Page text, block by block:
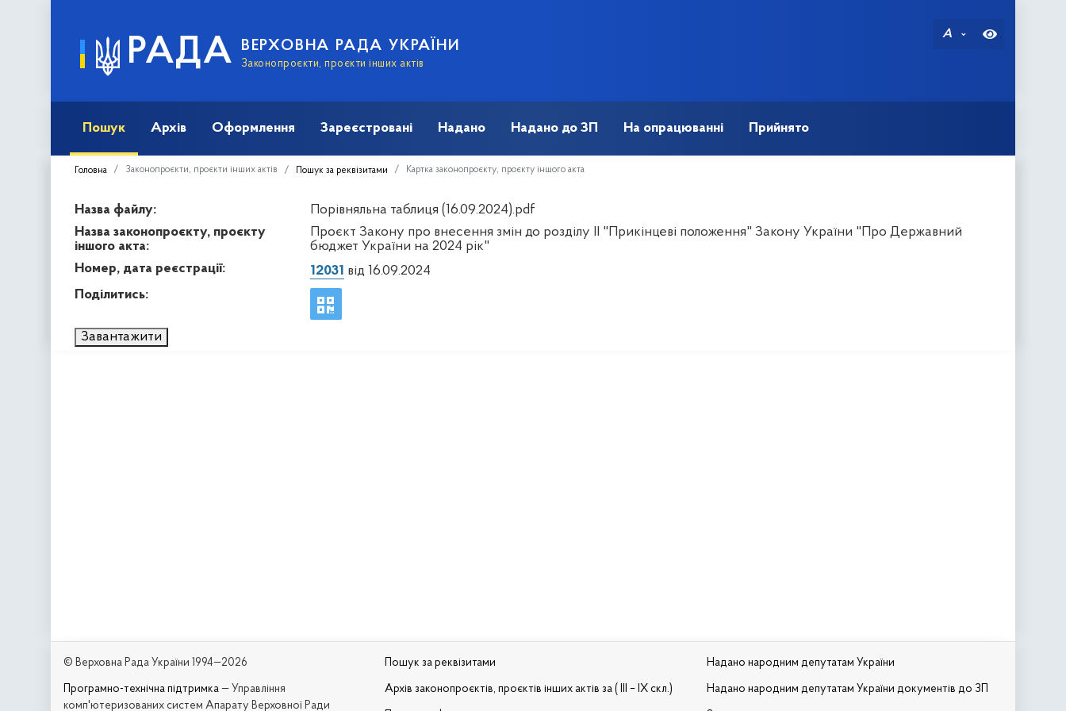
РАДА ВЕРХОВНА РАДА УКРАЇНИ
Законопроєкти, проєкти інших актів
A
Пошук Архів Оформлення Зареєстровані Надано Надано до ЗП На опрацюванні Прийнято
Головна Законопроєкти, проєкти інших актів Пошук за реквізитами Картка законопроєкту, проєкту іншого акта
Назва файлу:
Порівняльна таблиця (16.09.2024).pdf
Назва законопроєкту, проєкту
іншого акта:
Проєкт Закону про внесення змін до розділу ІІ "Прикінцеві положення" Закону України "Про Державний
бюджет України на 2024 рік"
Номер, дата реєстрації:
12031 від 16.09.2024
Поділитись:
Завантажити
© Верховна Рада України 1994—2026
Програмно-технічна підтримка — Управління
комп'ютеризованих систем Апарату Верховної Ради
Пошук за реквізитами
Архів законопроєктів, проєктів інших актів за ( III – IX скл.)
Надано народним депутатам України
Надано народним депутатам України документів до ЗП